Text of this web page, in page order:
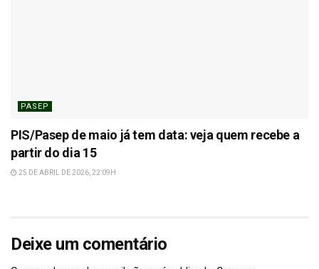
PASEP
PIS/Pasep de maio já tem data: veja quem recebe a
partir do dia 15
25 DE ABRIL DE 2026, 22:09H
Deixe um comentário